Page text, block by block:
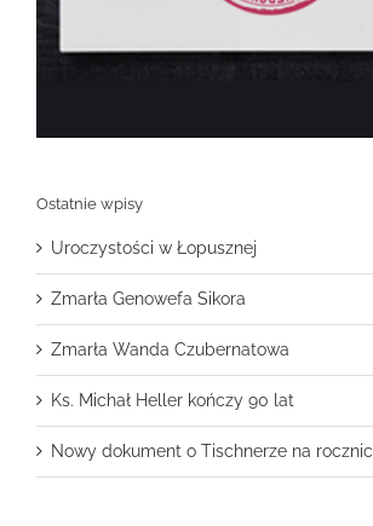
Ostatnie wpisy
Uroczystości w Łopusznej
Zmarła Genowefa Sikora
Zmarła Wanda Czubernatowa
Ks. Michał Heller kończy 90 lat
Nowy dokument o Tischnerze na